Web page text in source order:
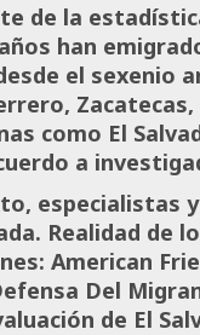
de la
han
el sexenio
como El
a
especialistas
Realidad de
American
Del
de El